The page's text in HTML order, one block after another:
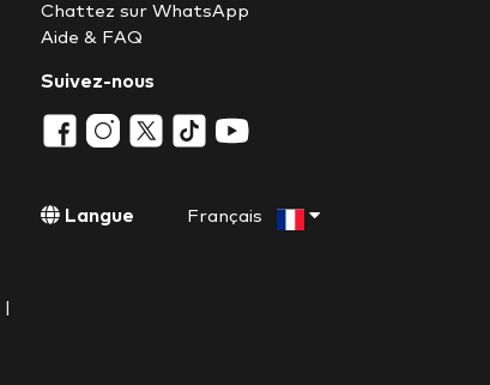
Chattez sur WhatsApp
Aide & FAQ
Suivez-nous
Langue Français